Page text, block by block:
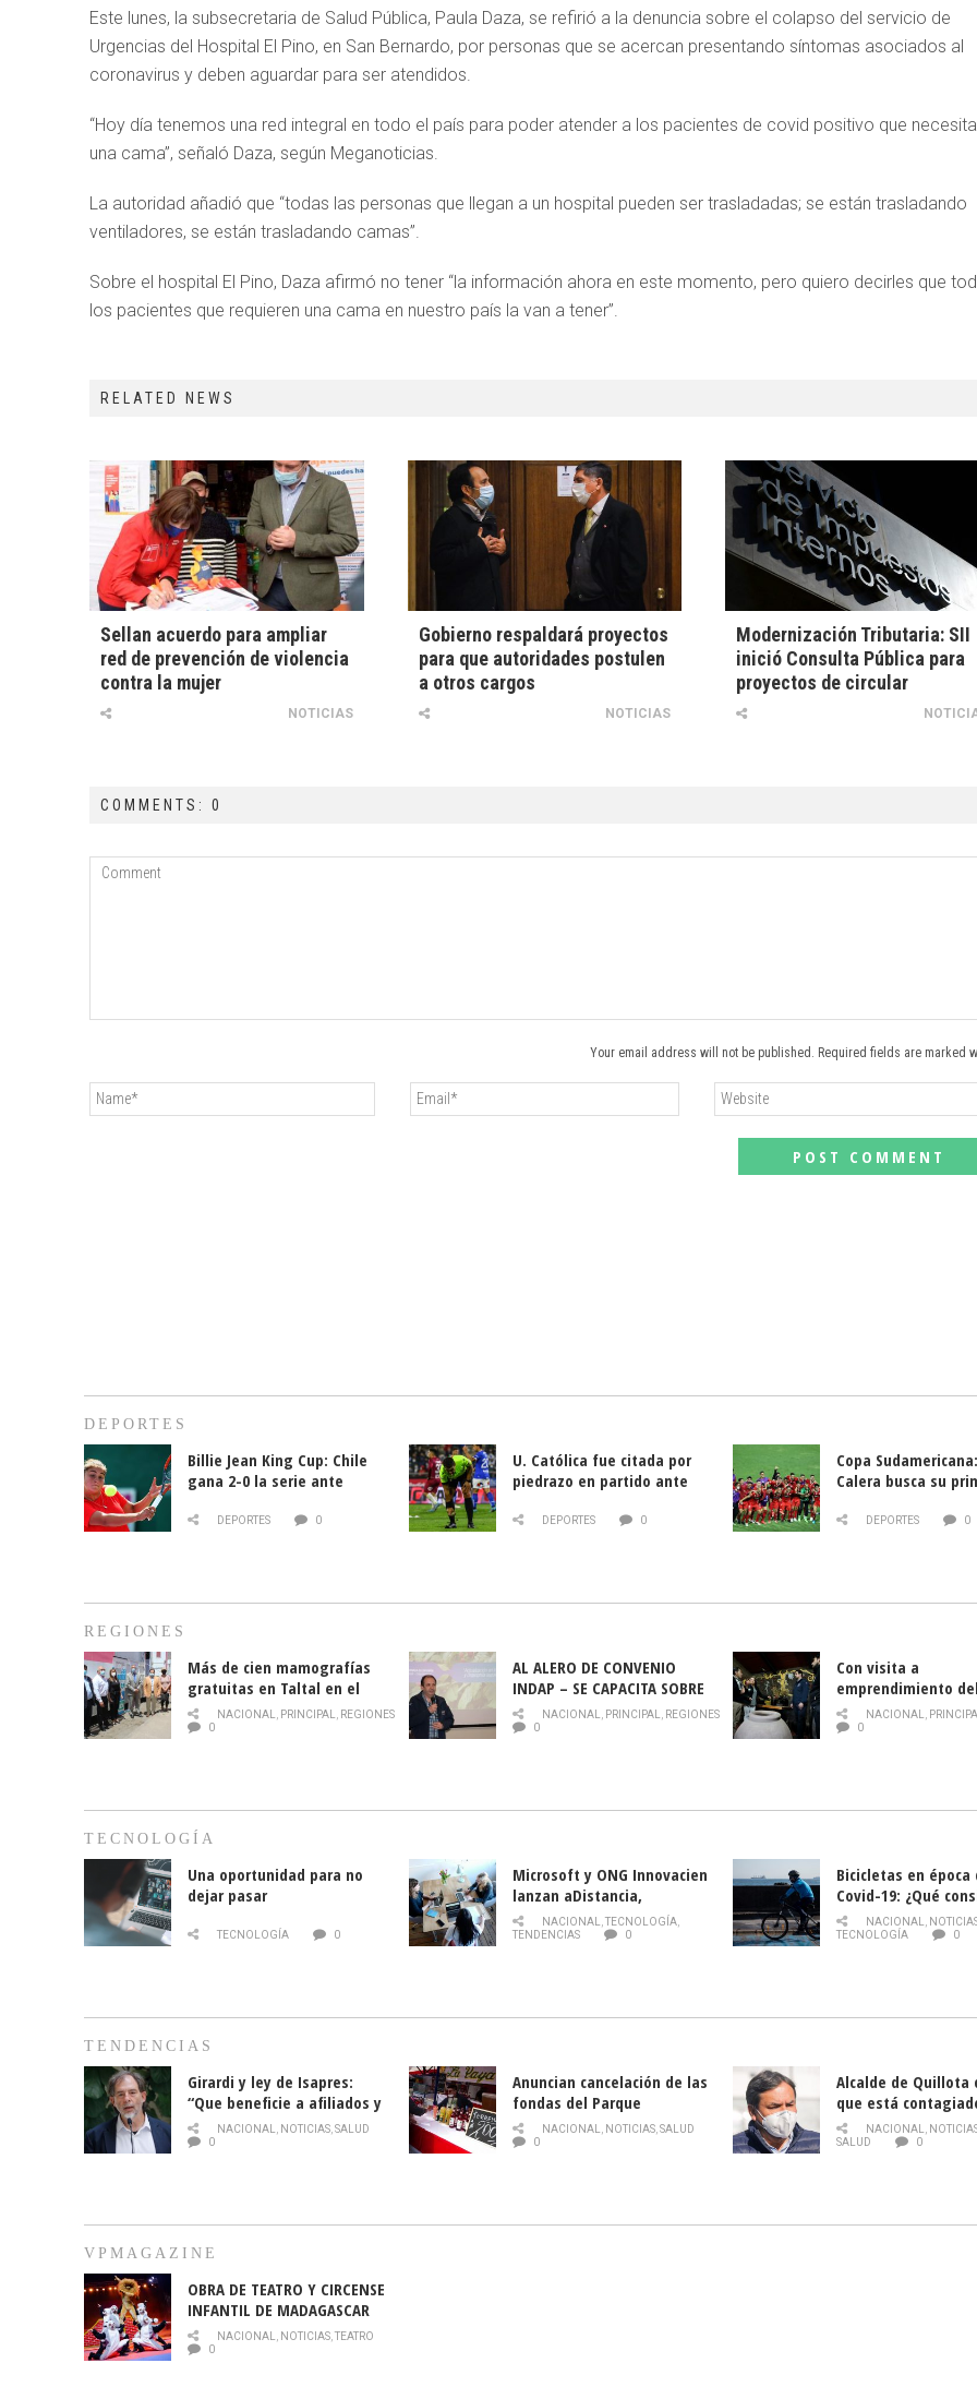
Este lunes, la subsecretaria de Salud Pública, Paula Daza, se refirió a la denuncia sobre el colapso del servicio de
Urgencias del Hospital El Pino, en San Bernardo, por personas que se acercan presentando síntomas asociados al
coronavirus y deben aguardar para ser atendidos.
“Hoy día tenemos una red integral en todo el país para poder atender a los pacientes de covid positivo que
una cama”, señaló Daza, según Meganoticias.
La autoridad añadió que “todas las personas que llegan a un hospital pueden ser trasladadas; se están trasladando
ventiladores, se están trasladando camas”.
Sobre el hospital El Pino, Daza afirmó no tener “la información ahora en este momento, pero quiero decirles que
los pacientes que requieren una cama en nuestro país la van a tener”.
RELATED NEWS
Sellan acuerdo para ampliar
red de prevención de violencia
contra la mujer
NOTICIAS
Gobierno respaldará proyectos
para que autoridades postulen
a otros cargos
NOTICIAS
Modernización Tributaria: SII
inició Consulta Pública para
proyectos de circular
COMMENTS: 0
Your email address will not be published. Required fields are marked
DEPORTES
Billie Jean King Cup: Chile
gana 2-0 la serie ante
DEPORTES 0
U. Católica fue citada por
piedrazo en partido ante
DEPORTES 0
Copa
Calera busca su
DEPORTES 0
REGIONES
Más de cien mamografías
gratuitas en Taltal en el
mes de la prevención del
cáncer de mama
NACIONAL, PRINCIPAL, REGIONES
0
AL ALERO DE CONVENIO
INDAP – SE CAPACITA SOBRE
PLAGA DROSOPHILA SUZUKII
NACIONAL, PRINCIPAL, REGIONES
0
Con visita a
emprendimiento
y llamado al
historia campesina
NACIONAL,
0
TECNOLOGÍA
Una oportunidad para no
dejar pasar
TECNOLOGÍA 0
Microsoft y ONG Innovacien
lanzan aDistancia,
plataforma con cursos
gratuitos online sobre
NACIONAL,TECNOLOGÍA,
TENDENCIAS
0
Bicicletas en época
Covid-19: ¿Qué
momento de
NACIONAL,
TECNOLOGÍA
0
TENDENCIAS
Girardi y ley de Isapres:
“Que beneficie a afiliados y
no legalice el abuso”
NACIONAL, NOTICIAS,SALUD
0
Anuncian cancelación de las
fondas del Parque
O’Higgins debido al
coronavirus
NACIONAL, NOTICIAS,SALUD
0
Alcalde de Quillota
que está
COVID-19
NACIONAL,
SALUD
0
VPMAGAZINE
OBRA DE TEATRO Y CIRCENSE
INFANTIL DE MADAGASCAR
EN EL PARQUE HURATDO
NACIONAL, NOTICIAS,TEATRO
0